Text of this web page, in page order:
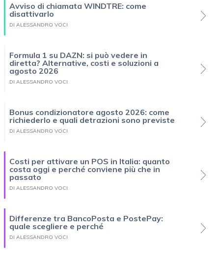
Avviso di chiamata WINDTRE: come
disattivarlo
DI ALESSANDRO VOCI
Formula 1 su DAZN: si può vedere in
diretta? Alternative, costi e soluzioni a
agosto 2026
DI ALESSANDRO VOCI
Bonus condizionatore agosto 2026: come
richiederlo e quali detrazioni sono previste
DI ALESSANDRO VOCI
Costi per attivare un POS in Italia: quanto
costa oggi e perché conviene più che in
passato
DI ALESSANDRO VOCI
Differenze tra BancoPosta e PostePay:
quale scegliere e perché
DI ALESSANDRO VOCI